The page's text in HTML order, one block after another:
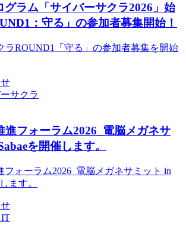
グラム「サイバーサクラ2026」始
：守る」の参加者募集開始！
ラROUND1「守る」の参加者募集を開始
サクラ
進フォーラム2026_電脳メガネサ
を開催します。
フォーラム2026_電脳メガネサミット in
ます。
IT